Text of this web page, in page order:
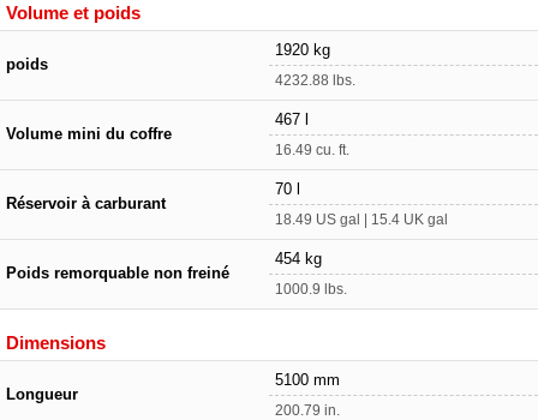
Volume et poids
poids
1920 kg
4232.88 lbs.
Volume mini du coffre
467 l
16.49 cu. ft.
Réservoir à carburant
70 l
18.49 US gal | 15.4 UK gal
Poids remorquable non freiné
454 kg
1000.9 lbs.
Dimensions
Longueur
5100 mm
200.79 in.